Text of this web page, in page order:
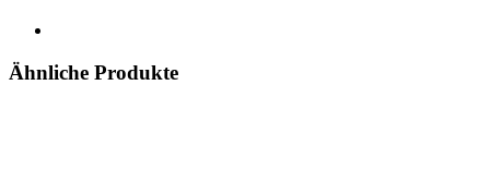
Ähnliche Produkte